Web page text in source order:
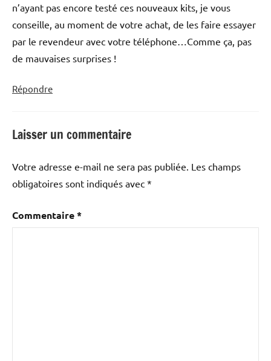
n’ayant pas encore testé ces nouveaux kits, je vous
conseille, au moment de votre achat, de les faire essayer
par le revendeur avec votre téléphone…Comme ça, pas
de mauvaises surprises !
Répondre
Laisser un commentaire
Votre adresse e-mail ne sera pas publiée. Les champs
obligatoires sont indiqués avec *
Commentaire*